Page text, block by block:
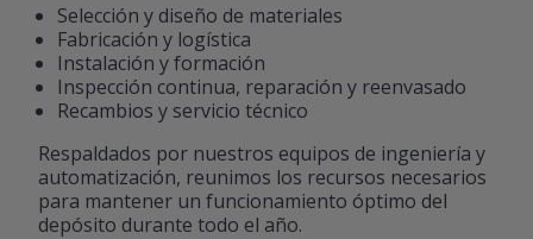
Selección y diseño de materiales
Fabricación y logística
Instalación y formación
Inspección continua, reparación y reenvasado
Recambios y servicio técnico
Respaldados por nuestros equipos de ingeniería y
automatización, reunimos los recursos necesarios
para mantener un funcionamiento óptimo del
depósito durante todo el año.